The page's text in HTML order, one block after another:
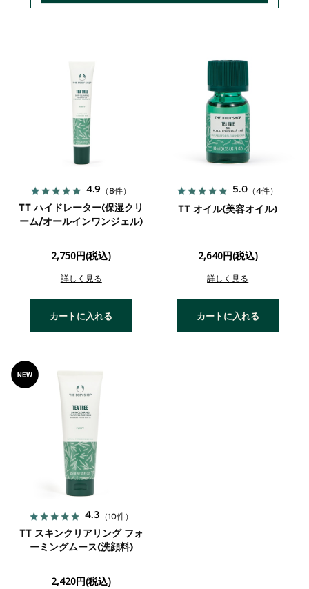
4.9 （8件）
TT ハイドレーター(保湿クリ
ーム/オールインワンジェル)
2,750円(税込)
詳しく見る
カートに入れる
5.0 （4件）
TT オイル(美容オイル)
2,640円(税込)
詳しく見る
カートに入れる
4.3 （10件）
TT スキンクリアリング フォ
ーミングムース(洗顔料)
2,420円(税込)